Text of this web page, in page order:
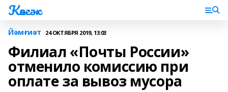
Көнгәк
Йәмғиәт 24 ОКТЯБРЯ 2019, 13:03
Филиал «Почты России»
отменило комиссию при
оплате за вывоз мусора